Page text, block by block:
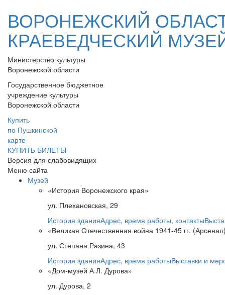
ВОРОНЕЖСКИЙ
КРАЕВЕДЧЕСКИЙ
Министерство культуры
Воронежской области
Государственное бюджетное
учреждение культуры
Воронежской области
Купить
по Пушкинской
карте
КУПИТЬ БИЛЕТЫ
Версия для слабовидящих
Меню сайта
Музей
«История Воронежского края»
ул. Плехановская, 29
История зданияАдрес, время работы, контакты
«Великая Отечественная война 1941-45 гг.
ул. Степана Разина, 43
История зданияАдрес, время работыВыставки и
«Дом-музей А.Л. Дурова»
ул. Дурова, 2